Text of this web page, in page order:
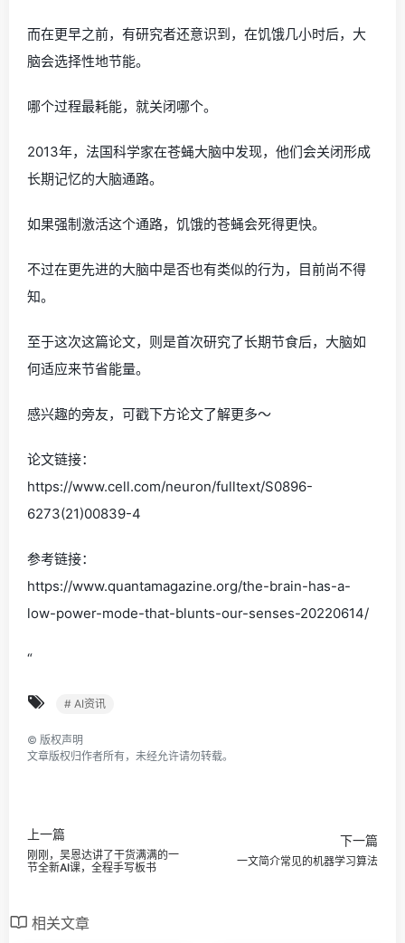
而在更早之前，有研究者还意识到，在饥饿几小时后，大
脑会选择性地节能。
哪个过程最耗能，就关闭哪个。
2013年，法国科学家在苍蝇大脑中发现，他们会关闭形成
长期记忆的大脑通路。
如果强制激活这个通路，饥饿的苍蝇会死得更快。
不过在更先进的大脑中是否也有类似的行为，目前尚不得
知。
至于这次这篇论文，则是首次研究了长期节食后，大脑如
何适应来节省能量。
感兴趣的旁友，可戳下方论文了解更多～
论文链接：
https://www.cell.com/neuron/fulltext/S0896-
6273(21)00839-4
参考链接：
https://www.quantamagazine.org/the-brain-has-a-
low-power-mode-that-blunts-our-senses-20220614/
“
# AI资讯
© 版权声明
文章版权归作者所有，未经允许请勿转载。
上一篇
刚刚，吴恩达讲了干货满满的一
节全新AI课，全程手写板书
下一篇
一文简介常见的机器学习算法
相关文章